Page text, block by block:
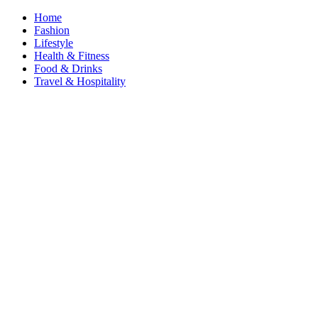
Home
Fashion
Lifestyle
Health & Fitness
Food & Drinks
Travel & Hospitality